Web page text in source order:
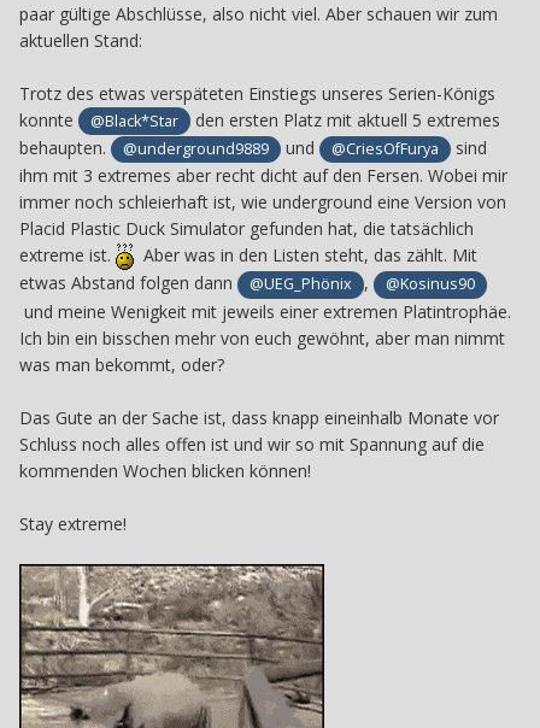
paar gültige Abschlüsse, also nicht viel. Aber schauen wir zum
aktuellen Stand:
Trotz des etwas verspäteten Einstiegs unseres Serien-Königs
konnte
@Black*Star
den ersten Platz mit aktuell 5 extremes
behaupten.
@underground9889 und @CriesOfFurya
sind
ihm mit 3 extremes aber recht dicht auf den Fersen. Wobei mir
immer noch schleierhaft ist, wie underground eine Version von
Placid Plastic Duck Simulator gefunden hat, die tatsächlich
extreme ist.
Aber was in den Listen steht, das zählt. Mit
etwas Abstand folgen dann
@UEG_Phönix , @Kosinus90
und meine Wenigkeit mit jeweils einer extremen Platintrophäe.
Ich bin ein bisschen mehr von euch gewöhnt, aber man nimmt
was man bekommt, oder?
Das Gute an der Sache ist, dass knapp eineinhalb Monate vor
Schluss noch alles offen ist und wir so mit Spannung auf die
kommenden Wochen blicken können!
Stay extreme!